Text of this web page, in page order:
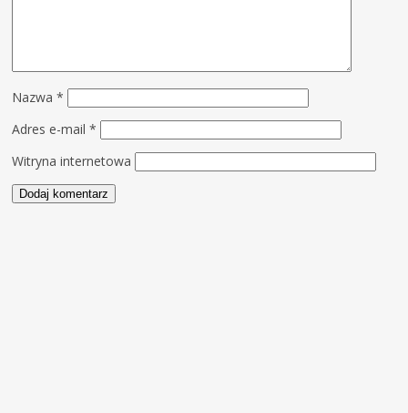
Nazwa*
Adres e-mail*
Witryna internetowa